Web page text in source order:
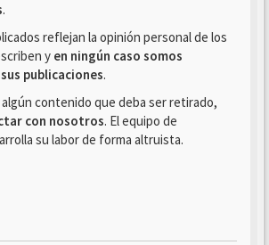
.
reflejan la opinión personal de los
y en ningún caso somos
publicaciones.
contenido que deba ser retirado,
con nosotros. El equipo de
su labor de forma altruista.